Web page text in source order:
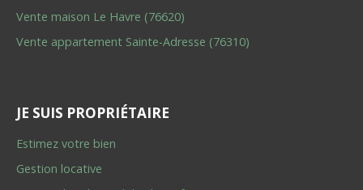
Vente maison Le Havre (76620)
Vente appartement Sainte-Adresse (76310)
JE SUIS PROPRIÉTAIRE
Estimez votre bien
Gestion locative